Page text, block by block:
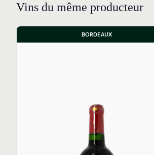
Vins du même producteur
BORDEAUX